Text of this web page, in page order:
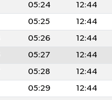
05:24
12:44
05:25
12:44
05:26
12:44
05:27
12:44
05:28
12:44
05:29
12:44